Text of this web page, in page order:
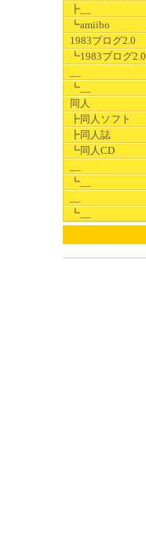
┣__
┗amiibo
1983ブログ2.0
┗1983ブログ2.0
┗__
同人
┣同人ソフト
┣同人誌
┗同人CD
┗__
┗__